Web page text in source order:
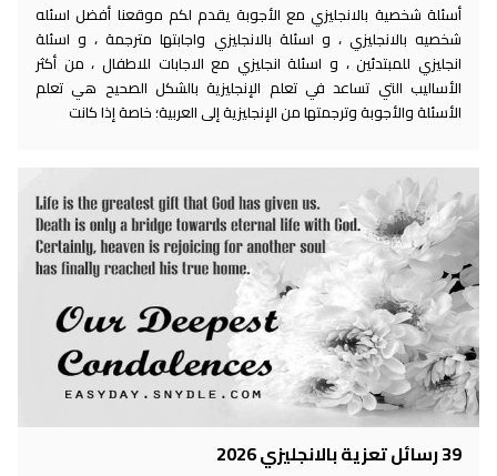
أسئلة شخصية بالانجليزي مع الأجوبة يقدم لكم موقعنا أفضل اسئله
شخصيه بالانجليزي ، و اسئلة بالانجليزي واجابتها مترجمة ، و اسئلة
انجليزي للمبتدئين ، و اسئلة انجليزي مع الاجابات للاطفال ، من أكثر
الأساليب التي تساعد في تعلم الإنجليزية بالشكل الصحيح هي تعلم
الأسئلة والأجوبة وترجمتها من الإنجليزية إلى العربية؛ خاصة إذا كانت
39 رسائل تعزية بالانجليزي 2026